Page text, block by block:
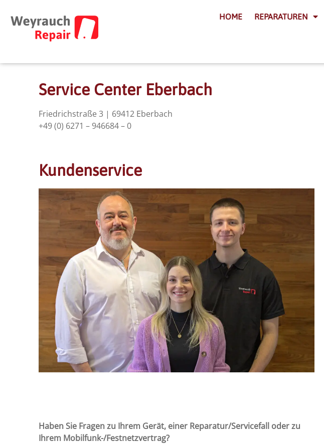
HOME REPARATUREN
Service Center Eberbach
Friedrichstraße 3 | 69412 Eberbach
+49 (0) 6271 – 946684 – 0
Kundenservice
Haben Sie Fragen zu Ihrem Gerät, einer Reparatur/Servicefall oder zu
Ihrem Mobilfunk-/Festnetzvertrag?